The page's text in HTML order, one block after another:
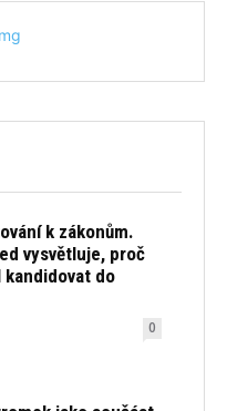
k zákonům.
vysvětluje, proč
do
0